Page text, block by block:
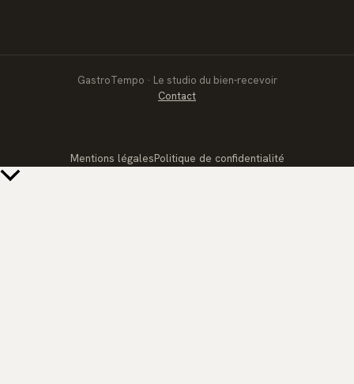
GastroTempo · Le studio du bien-recevoir
Contact
Mentions légalesPolitique de confidentialité